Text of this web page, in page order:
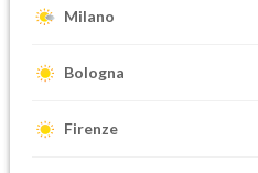
Milano
Bologna
Firenze